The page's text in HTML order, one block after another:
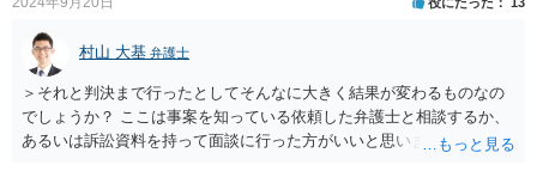
村山 大基 弁護士
＞それと判決まで行ったとしてそんなに大きく結果が変わるものなの
でしょうか？ ここは事案を知っている依頼した弁護士と相談するか、
あるいは訴訟資料を持って面談に行った方がいいと思います。 和解